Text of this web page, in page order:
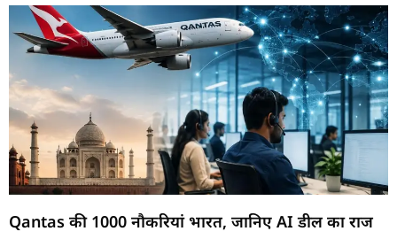
Qantas की 1000 नौकरियां भारत, जानिए AI डील का राज